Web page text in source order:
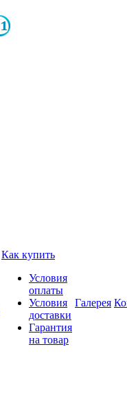
Как купить
Условия
оплаты
Условия
доставки
Гарантия
на товар
Галерея